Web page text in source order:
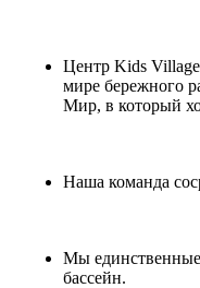
Наша команда
Мы единственные
бассейн.
Центр Kids
мире бережного
Мир, в который